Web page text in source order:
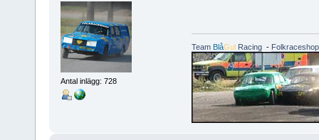
Antal inlägg: 728
Team BlåGulRacing- Folkraceshop